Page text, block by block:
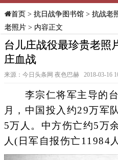
首页> 抗日战争图书馆> 抗战老
老照片> 内容正文
台儿庄战役最珍贵老照
庄血战
来源：今日头条网 夜色巴赫 2018-03-16
李宗仁将军主导的台
月，中国投入约29万军
5万人。中方伤亡约5万
人(日军自报伤亡11984